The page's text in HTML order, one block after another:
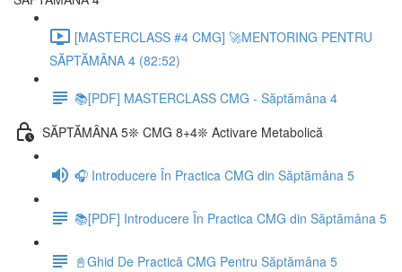
[MASTERCLASS #4 CMG] 🚀MENTORING PENTRU
SĂPTĂMÂNA 4 (82:52)
📚[PDF] MASTERCLASS CMG - Săptămâna 4
SĂPTĂMÂNA 5❊ CMG 8+4❊ Activare Metabolică
🎧 Introducere În Practica CMG din Săptămâna 5
📚[PDF] Introducere În Practica CMG din Săptămâna 5
📓Ghid De Practică CMG Pentru Săptămâna 5